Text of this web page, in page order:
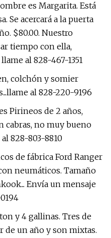
es Margarita. Está
Se acercará a la puerta
$80.00. Nuestro
tiempo con ella,
al 828-467-1351
colchón y somier
al 828-220-9196
Pirineos de 2 años,
cabras, no muy bueno
828-803-8810
de fábrica Ford Ranger
neumáticos. Tamaño
Envía un mensaje
y 4 gallinas. Tres de
de un año y son mixtas.